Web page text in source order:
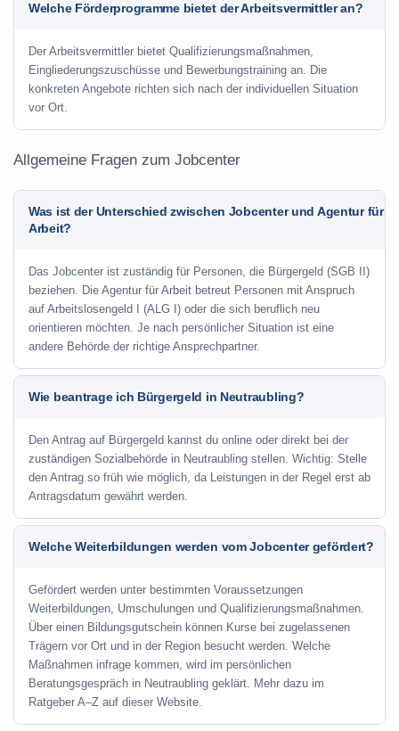
Welche Förderprogramme bietet der Arbeitsvermittler an?
Der Arbeitsvermittler bietet Qualifizierungsmaßnahmen,
Eingliederungszuschüsse und Bewerbungstraining an. Die
konkreten Angebote richten sich nach der individuellen Situation
vor Ort.
Allgemeine Fragen zum Jobcenter
Was ist der Unterschied zwischen Jobcenter und Agentur für
Arbeit?
Das Jobcenter ist zuständig für Personen, die Bürgergeld (SGB II)
beziehen. Die Agentur für Arbeit betreut Personen mit Anspruch
auf Arbeitslosengeld I (ALG I) oder die sich beruflich neu
orientieren möchten. Je nach persönlicher Situation ist eine
andere Behörde der richtige Ansprechpartner.
Wie beantrage ich Bürgergeld in Neutraubling?
Den Antrag auf Bürgergeld kannst du online oder direkt bei der
zuständigen Sozialbehörde in Neutraubling stellen. Wichtig: Stelle
den Antrag so früh wie möglich, da Leistungen in der Regel erst ab
Antragsdatum gewährt werden.
Welche Weiterbildungen werden vom Jobcenter gefördert?
Gefördert werden unter bestimmten Voraussetzungen
Weiterbildungen, Umschulungen und Qualifizierungsmaßnahmen.
Über einen Bildungsgutschein können Kurse bei zugelassenen
Trägern vor Ort und in der Region besucht werden. Welche
Maßnahmen infrage kommen, wird im persönlichen
Beratungsgespräch in Neutraubling geklärt. Mehr dazu im
Ratgeber A–Z auf dieser Website.